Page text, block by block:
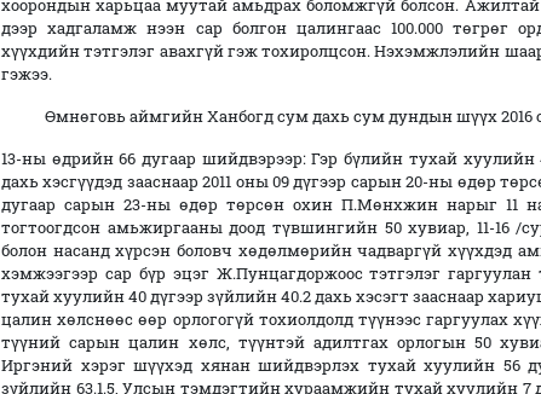
хоорондын харьцаа муутай амьдрах боломжгүй болсон. Ажилтай
дээр хадгаламж нээн сар болгон цалингаас 100.000 төгрөг
хүүхдийн тэтгэлэг авахгүй гэж тохиролцсон. Нэхэмжлэлийн
гэжээ.
Өмнөговь аймгийн Ханбогд сум дахь сум дундын шүүх 2016
13-ны өдрийн 66 дугаар шийдвэрээр: Гэр бүлийн тухай хуулийн
дахь хэсгүүдэд зааснаар 2011 оны 09 дүгээр сарын 20-ны өдөр
дугаар сарын 23-ны өдөр төрсөн охин П.Мөнхжин нарыг 11
тогтоогдсон амьжиргааны доод түвшингийн 50 хувиар, 11-16 /
болон насанд хүрсэн боловч хөдөлмөрийн чадваргүй хүүхдэд
хэмжээгээр сар бүр эцэг Ж.Пунцагдоржоос тэтгэлэг
тухай хуулийн 40 дүгээр зүйлийн 40.2 дахь хэсэгт зааснаар
цалин хөлснөөс өөр орлогогүй тохиолдолд түүнээс гаргуулах
түүний сарын цалин хөлс, түүнтэй адилтгах орлогын 50
Иргэний хэрэг шүүхэд хянан шийдвэрлэх тухай хуулийн 56
зүйлийн 63.1.5, Улсын тэмдэгтийн хураамжийн тухай хуулийн 7